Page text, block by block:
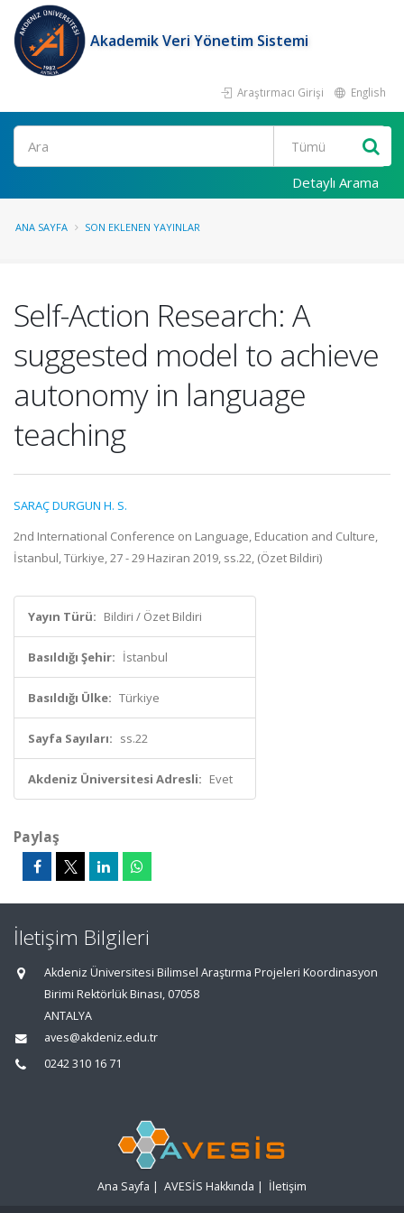
Akademik Veri Yönetim Sistemi
Araştırmacı Girişi English
Ara
Detaylı Arama
ANA SAYFA SON EKLENEN YAYINLAR
Self-Action Research: A
suggested model to achieve
autonomy in language
teaching
SARAÇ DURGUN H. S.
2nd International Conference on Language, Education and Culture,
İstanbul, Türkiye, 27 - 29 Haziran 2019, ss.22, (Özet Bildiri)
Yayın Türü: Bildiri / Özet Bildiri
Basıldığı Şehir: İstanbul
Basıldığı Ülke: Türkiye
Sayfa Sayıları: ss.22
Akdeniz Üniversitesi Adresli: Evet
Paylaş
İletişim Bilgileri
Akdeniz Üniversitesi Bilimsel Araştırma Projeleri Koordinasyon
Birimi Rektörlük Binası, 07058
ANTALYA
aves@akdeniz.edu.tr
0242 310 16 71
Ana Sayfa | AVESİS Hakkında | İletişim